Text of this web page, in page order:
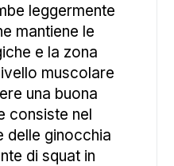
leggermente
mantiene le
e la zona
muscolare
una buona
consiste nel
delle ginocchia
di squat in